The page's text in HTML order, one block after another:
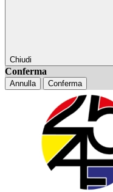
Chiudi
Conferma
Annulla Conferma